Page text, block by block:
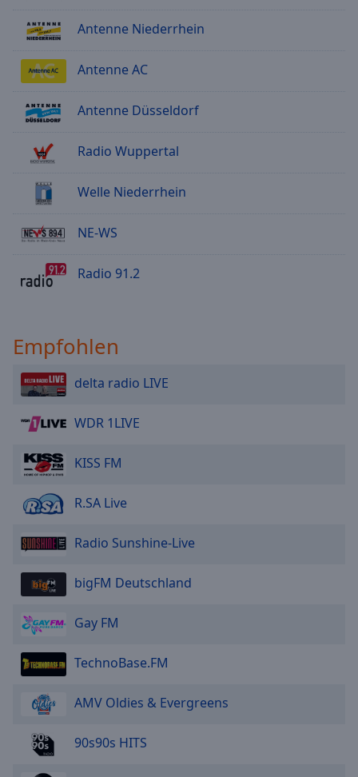
Antenne Niederrhein
Antenne AC
Antenne Düsseldorf
Radio Wuppertal
Welle Niederrhein
NE-WS
Radio 91.2
Empfohlen
delta radio LIVE
WDR 1LIVE
KISS FM
R.SA Live
Radio Sunshine-Live
bigFM Deutschland
Gay FM
TechnoBase.FM
AMV Oldies & Evergreens
90s90s HITS